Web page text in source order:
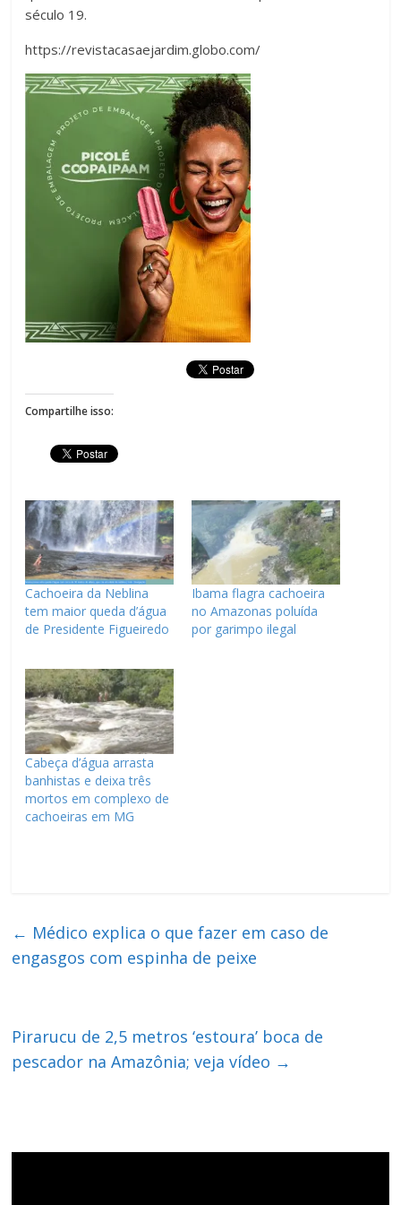
século 19.
https://revistacasaejardim.globo.com/
Compartilhe isso:
Cachoeira da Neblina
tem maior queda d’água
de Presidente Figueiredo
Ibama flagra cachoeira
no Amazonas poluída
por garimpo ilegal
Cabeça d’água arrasta
banhistas e deixa três
mortos em complexo de
cachoeiras em MG
← Médico explica o que fazer em caso de
engasgos com espinha de peixe
Pirarucu de 2,5 metros ‘estoura’ boca de
pescador na Amazônia; veja vídeo →